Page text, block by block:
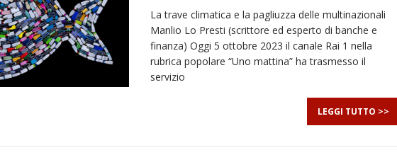
La trave climatica e la pagliuzza delle multinazionali
Manlio Lo Presti (scrittore ed esperto di banche e
finanza) Oggi 5 ottobre 2023 il canale Rai 1 nella
rubrica popolare “Uno mattina” ha trasmesso il
servizio
LEGGI TUTTO >>